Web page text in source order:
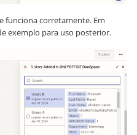
funciona corretamente. Em
exemplo para uso posterior.